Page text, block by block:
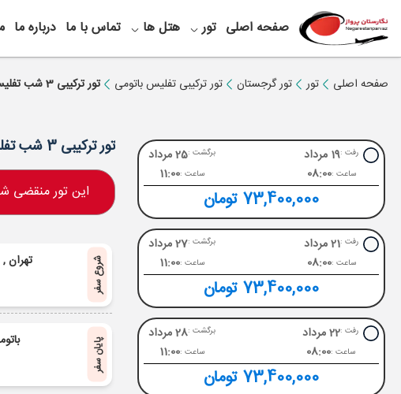
صفحه اصلی تور هتل ها تماس با ما درباره ما
صفحه اصلی تور تور گرجستان تور ترکیبی تفلیس باتومی تور ترکیبی 3 شب تفلیس + 3 شب باتومی ویژه مرداد
رفت :19 مرداد
ساعت :08:00
برگشت :25 مرداد
ساعت :11:00
73,400,000 تومان
رفت :21 مرداد
ساعت :08:00
برگشت :27 مرداد
ساعت :11:00
73,400,000 تومان
رفت :22 مرداد
ساعت :08:00
برگشت :28 مرداد
ساعت :11:00
73,400,000 تومان
تور ترکیبی 3 شب تفلیس + 3 شب باتومی ویژه مرداد
این تور منقضی
شروع سفر تهران ,
پایان سفر